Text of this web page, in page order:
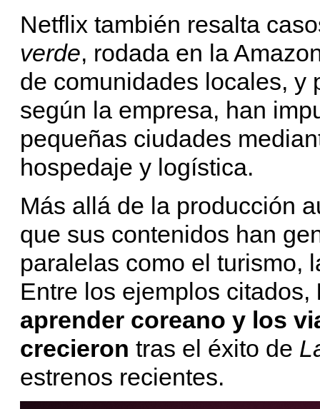
Netflix también resalta
verde, rodada en la
de comunidades locales, y
según la empresa, han
pequeñas ciudades
hospedaje y logística.
Más allá de la producción
que sus contenidos han
paralelas como el turismo,
Entre los ejemplos citados,
aprender coreano y los
crecieron tras el éxito de
estrenos recientes.